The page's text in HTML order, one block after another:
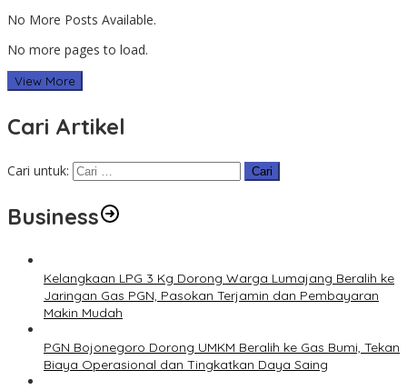
No More Posts Available.
No more pages to load.
View More
Cari Artikel
Cari untuk:
Business
Kelangkaan LPG 3 Kg Dorong Warga Lumajang Beralih ke
Jaringan Gas PGN, Pasokan Terjamin dan Pembayaran
Makin Mudah
PGN Bojonegoro Dorong UMKM Beralih ke Gas Bumi, Tekan
Biaya Operasional dan Tingkatkan Daya Saing